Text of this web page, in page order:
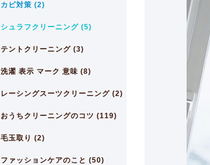
カビ対策 (2)
シュラフクリーニング (5)
テントクリーニング (3)
洗濯 表示 マーク 意味 (8)
レーシングスーツクリーニング (2)
おうちクリーニングのコツ (119)
毛玉取り (2)
ファッションケアのこと (50)